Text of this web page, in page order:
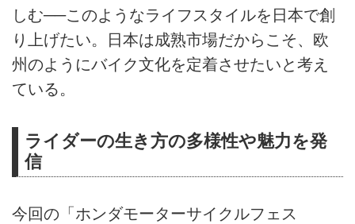
しむ──このようなライフスタイルを日本で創
り上げたい。日本は成熟市場だからこそ、欧
州のようにバイク文化を定着させたいと考え
ている。
ライダーの生き方の多様性や魅力を発
信
今回の「ホンダモーターサイクルフェス